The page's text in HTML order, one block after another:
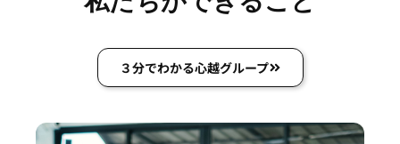
３分でわかる心越グループ